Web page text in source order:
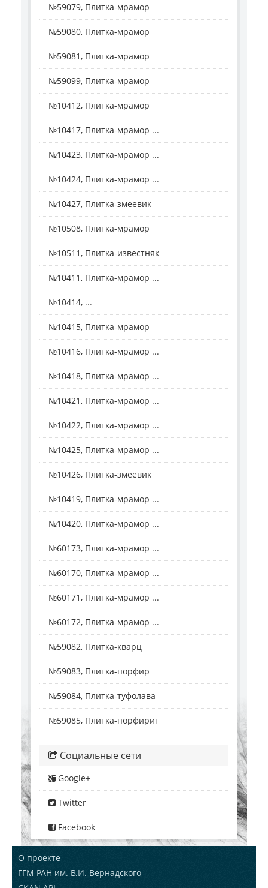
№59079, Плитка-мрамор
№59080, Плитка-мрамор
№59081, Плитка-мрамор
№59099, Плитка-мрамор
№10412, Плитка-мрамор
№10417, Плитка-мрамор ...
№10423, Плитка-мрамор ...
№10424, Плитка-мрамор ...
№10427, Плитка-змеевик
№10508, Плитка-мрамор
№10511, Плитка-известняк
№10411, Плитка-мрамор ...
№10414, ...
№10415, Плитка-мрамор
№10416, Плитка-мрамор ...
№10418, Плитка-мрамор ...
№10421, Плитка-мрамор ...
№10422, Плитка-мрамор ...
№10425, Плитка-мрамор ...
№10426, Плитка-змеевик
№10419, Плитка-мрамор ...
№10420, Плитка-мрамор ...
№60173, Плитка-мрамор ...
№60170, Плитка-мрамор ...
№60171, Плитка-мрамор ...
№60172, Плитка-мрамор ...
№59082, Плитка-кварц
№59083, Плитка-порфир
№59084, Плитка-туфолава
№59085, Плитка-порфирит
Социальные сети
Google+
Twitter
Facebook
О проекте
ГГМ РАН им. В.И. Вернадского